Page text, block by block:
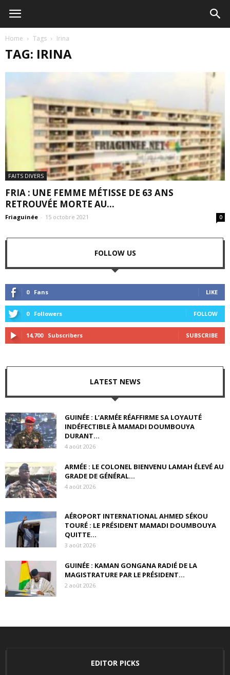
Home Tags Irina
TAG: IRINA
FAITS DIVERS
FRIA : UNE FEMME MÉTISSE DE 63 ANS
RETROUVÉE MORTE AU...
Friaguinée - 15 octobre 2021 0
FOLLOW US
0 Fans LIKE
0 Followers FOLLOW
14,700 Subscribers SUBSCRIBE
LATEST NEWS
GUINÉE : L’ARMÉE RÉAFFIRME SA LOYAUTÉ
INDÉFECTIBLE À MAMADI DOUMBOUYA
DURANT...
4 août 2026
ARMÉE : LE COLONEL BIENVENU LAMAH ÉLEVÉ AU
GRADE DE GÉNÉRAL...
4 août 2026
AÉROPORT INTERNATIONAL AHMED SÉKOU
TOURÉ : LE PRÉSIDENT MAMADI DOUMBOUYA
QUITTE...
3 août 2026
GUINÉE : KAMAN GONGANA RADIÉ DE LA
MAGISTRATURE PAR LE PRÉSIDENT...
2 août 2026
EDITOR PICKS